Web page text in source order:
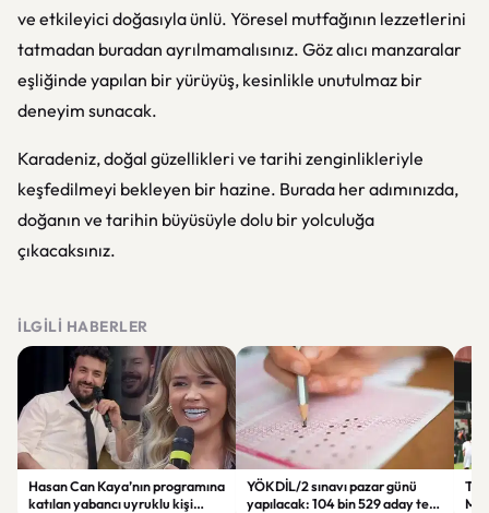
ve etkileyici doğasıyla ünlü. Yöresel mutfağının lezzetlerini
tatmadan buradan ayrılmamalısınız. Göz alıcı manzaralar
eşliğinde yapılan bir yürüyüş, kesinlikle unutulmaz bir
deneyim sunacak.
Karadeniz, doğal güzellikleri ve tarihi zenginlikleriyle
keşfedilmeyi bekleyen bir hazine. Burada her adımınızda,
doğanın ve tarihin büyüsüyle dolu bir yolculuğa
çıkacaksınız.
İLGILI HABERLER
Hasan Can Kaya’nın programına
katılan yabancı uyruklu kişi
YÖKDİL/2 sınavı pazar günü
yapılacak: 104 bin 529 aday ter